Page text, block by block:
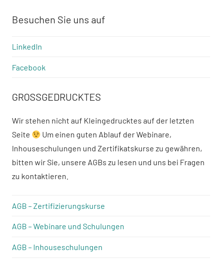
Besuchen Sie uns auf
LinkedIn
Facebook
GROSSGEDRUCKTES
Wir stehen nicht auf Kleingedrucktes auf der letzten
Seite
Um einen guten Ablauf der Webinare,
Inhouseschulungen und Zertifikatskurse zu gewähren,
bitten wir Sie, unsere AGBs zu lesen und uns bei Fragen
zu kontaktieren.
AGB – Zertifizierungskurse
AGB – Webinare und Schulungen
AGB – Inhouseschulungen